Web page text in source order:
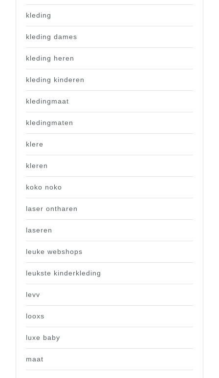
kleding
kleding dames
kleding heren
kleding kinderen
kledingmaat
kledingmaten
klere
kleren
koko noko
laser ontharen
laseren
leuke webshops
leukste kinderkleding
levv
looxs
luxe baby
maat